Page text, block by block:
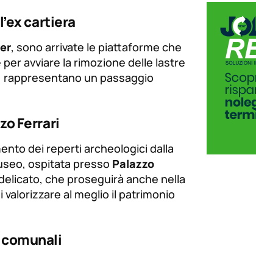
cartiera
, sono arrivate le piattaforme che
avviare la rimozione delle lastre
un passaggio
Ferrari
dei reperti archeologici dalla
ospitata presso Palazzo
che proseguirà anche nella
al meglio il patrimonio